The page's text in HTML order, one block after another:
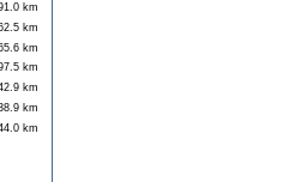
km
km
km
km
km
km
km